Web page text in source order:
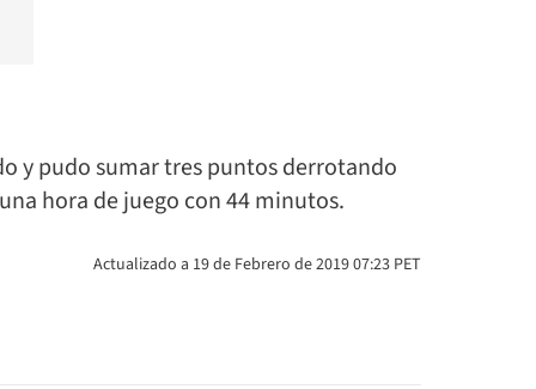
y pudo sumar tres puntos derrotando
hora de juego con 44 minutos.
Actualizado a 19 de Febrero de 2019 07:23 PET